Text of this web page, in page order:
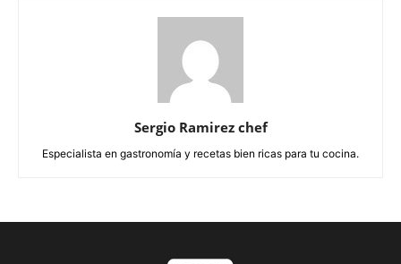
Sergio Ramirez chef
Especialista en gastronomía y recetas bien ricas para tu cocina.